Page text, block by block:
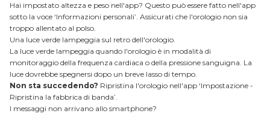
SMARTWATCH HELP
Hai impostato altezza e peso nell'app? Questo può essere fatto nell'app
sotto la voce ‘Informazioni personali’. Assicurati che l'orologio non sia
troppo allentato al polso.
Una luce verde lampeggia sul retro dell'orologio.
La luce verde lampeggia quando l'orologio è in modalità di
monitoraggio della frequenza cardiaca o della pressione sanguigna. La
luce dovrebbe spegnersi dopo un breve lasso di tempo.
Non sta succedendo? Ripristina l'orologio nell'app ‘Impostazione -
Ripristina la fabbrica di banda’.
I messaggi non arrivano allo smartphone?